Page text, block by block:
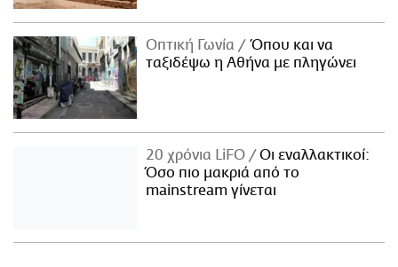
Οπτική Γωνία
Όπου και να
ταξιδέψω η Αθήνα με πληγώνει
20 χρόνια LiFO
Οι εναλλακτικοί:
Όσο πιο μακριά από το
mainstream γίνεται